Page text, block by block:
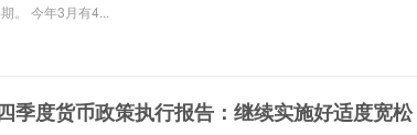
。 今年3月有4...
季度货币政策执行报告：继续实施好适度宽松